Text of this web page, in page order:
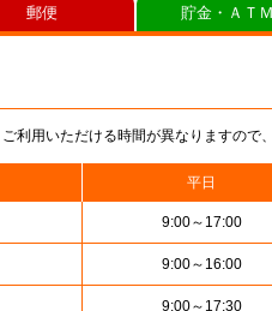
利用いただける時間が異なりますので
平日
9:00～17:00
9:00～16:00
9:00～17:30
郵便 貯金・ＡＴ